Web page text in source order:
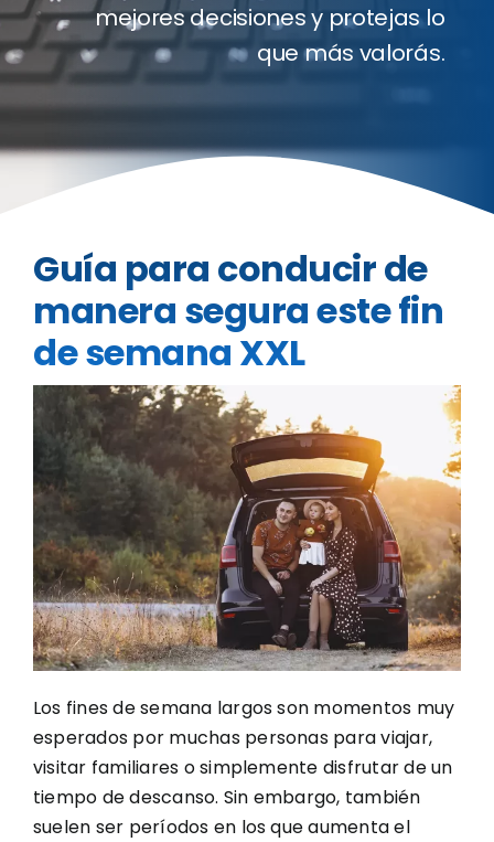
mejores decisiones y protejas lo
que más valorás.
Guía para conducir de
manera segura este fin
de semana XXL
Los fines de semana largos son momentos muy
esperados por muchas personas para viajar,
visitar familiares o simplemente disfrutar de un
tiempo de descanso. Sin embargo, también
suelen ser períodos en los que aumenta el